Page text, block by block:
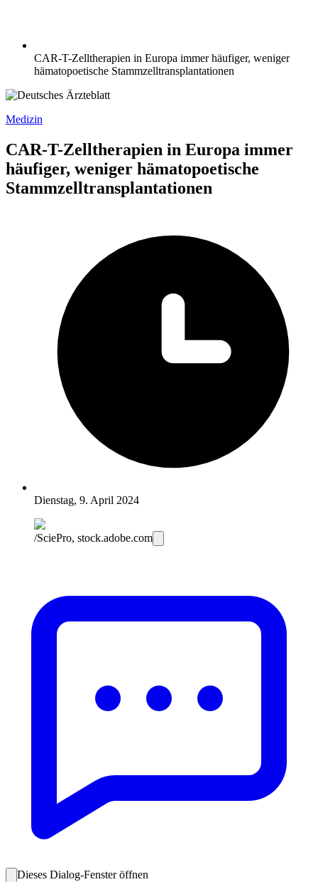
CAR-T-Zelltherapien in Europa immer häufiger, weniger
hämatopoetische Stammzell­transplantationen
Medizin
CAR-T-Zelltherapien in Europa immer
häufiger, weniger hämatopoetische
Stammzell­transplantationen
Dienstag, 9. April 2024
/SciePro, stock.adobe.com
Dieses Dialog-Fenster öffnen